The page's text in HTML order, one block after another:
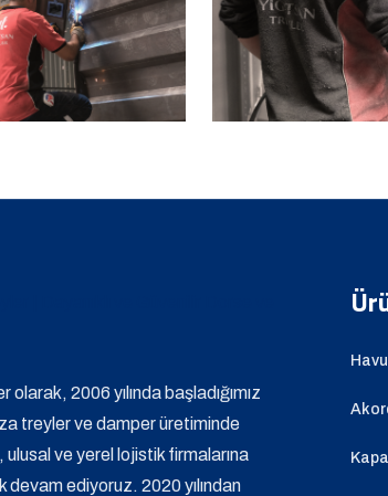
2006 yılında başladığımız
treyler ve damper üretiminde
ve yerel lojistik firmalarına
devam ediyoruz. 2020 yılından